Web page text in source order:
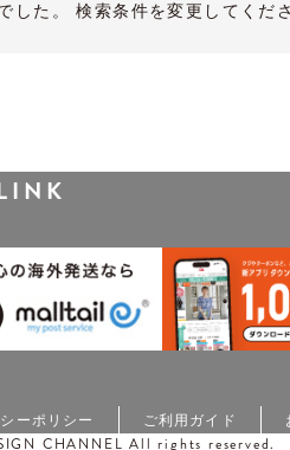
した。 検索条件を変更してくださ
ーポリシー ご利用ガイド
CHANNEL All rights reserved.